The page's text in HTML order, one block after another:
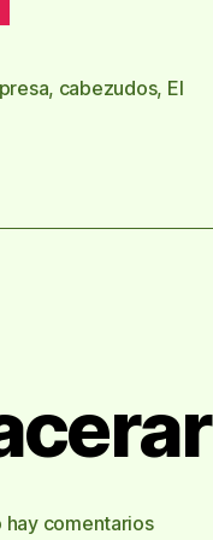
la
años»
, cabezudos, El
hay comentariosen